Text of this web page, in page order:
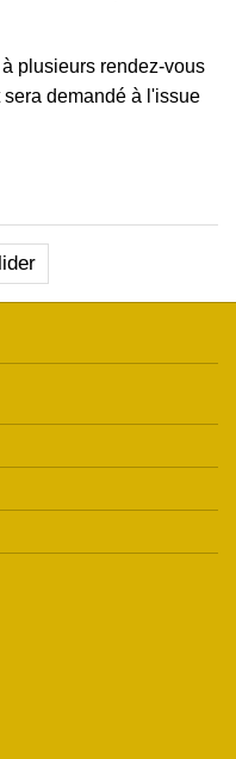
plusieurs rendez-vous
demandé à l'issue